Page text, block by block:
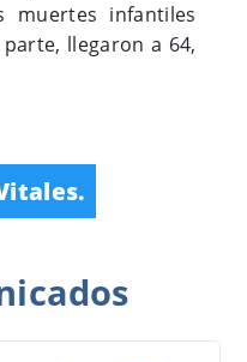
muertes infantiles
llegaron a 64,